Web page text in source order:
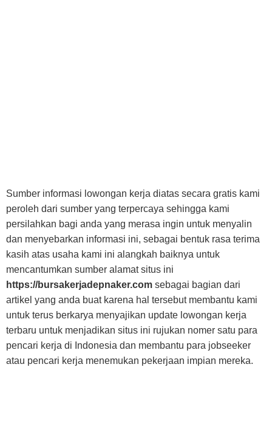
Sumber informasi lowongan kerja diatas secara gratis kami
peroleh dari sumber yang terpercaya sehingga kami
persilahkan bagi anda yang merasa ingin untuk menyalin
dan menyebarkan informasi ini, sebagai bentuk rasa terima
kasih atas usaha kami ini alangkah baiknya untuk
mencantumkan sumber alamat situs ini
https://bursakerjadepnaker.com sebagai bagian dari
artikel yang anda buat karena hal tersebut membantu kami
untuk terus berkarya menyajikan update lowongan kerja
terbaru untuk menjadikan situs ini rujukan nomer satu para
pencari kerja di Indonesia dan membantu para jobseeker
atau pencari kerja menemukan pekerjaan impian mereka.